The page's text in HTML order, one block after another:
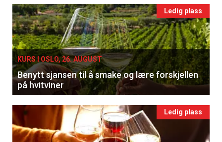
Ledig plass
KURS I OSLO, 26. AUGUST
Benytt sjansen til å smake og lære forskjellen
på hvitviner
Ledig plass